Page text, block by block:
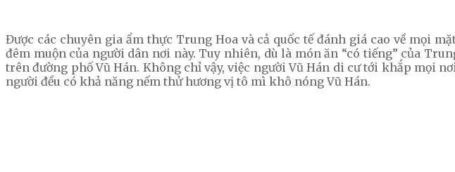
Được các chuyên gia ẩm thực Trung Hoa và cả quốc tế đánh giá cao về mọi
đêm muộn của người dân nơi này. Tuy nhiên, dù là món ăn “có tiếng” của
trên đường phố Vũ Hán. Không chỉ vậy, việc người Vũ Hán di cư tới khắp mọi
người đều có khả năng nếm thử hương vị tô mì khô nóng Vũ Hán.